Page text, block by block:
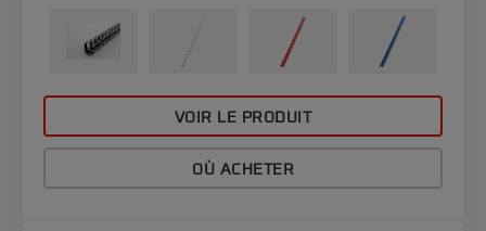
VOIR LE PRODUIT
OÙ ACHETER